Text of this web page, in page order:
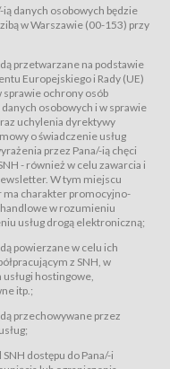
zawarcie umowy z
w Wydarzeniu,
Wydarzenia, tj. uprawniające
seansach filmowych,
Usługodawcę w Serwisie;
Usługodawcę, z
ust. 2 pkt. 4 i 5 poniżej, których
osobowych Usługobiorców
ustawy z dnia 18 lipca
(Dz.U. z 2002 r., Nr 144, poz.
Usługobiorców materiałów
w Serwisie,
Karnetów i Biletów,
danych osobowych będzie
w Warszawie (00-153) przy
przetwarzane na podstawie
Europejskiego i Rady (UE)
sprawie ochrony osób
osobowych i w sprawie
uchylenia dyrektywy
o świadczenie usług
przez Pana/-ią chęci
- również w celu zawarcia i
W tym miejscu
charakter promocyjno-
w rozumieniu
usług drogą elektroniczną;
powierzane w celu ich
z SNH, w
hostingowe,
itp.;
przechowywane przez
dostępu do Pana/-i